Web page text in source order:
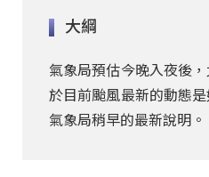
大綱
氣象局預估今晚入夜後
於目前颱風最新的動態
氣象局稍早的最新說明。